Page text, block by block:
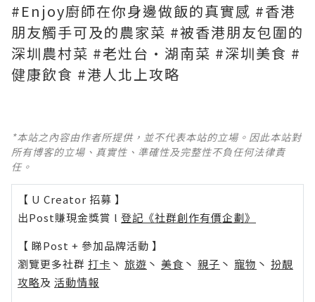
#Enjoy廚師在你身邊做飯的真實感 #香港
朋友觸手可及的農家菜 #被香港朋友包圍的
深圳農村菜 #老灶台·湖南菜 #深圳美食 #
健康飲食 #港人北上攻略
*本站之內容由作者所提供，並不代表本站的立場。因此本站對
所有博客的立場、真實性、準確性及完整性不負任何法律責
任。
【 U Creator 招募 】
出Post賺現金獎賞 l 登記《社群創作有價企劃》
【 睇Post + 參加品牌活動 】
瀏覽更多社群 打卡 丶 旅遊 丶 美食 丶 親子 丶 寵物 丶 扮靚
攻略及 活動情報